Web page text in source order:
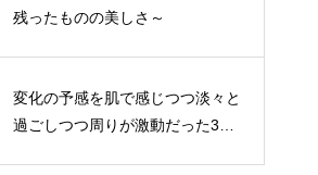
残ったものの美しさ～
変化の予感を肌で感じつつ淡々と
過ごしつつ周りが激動だった3